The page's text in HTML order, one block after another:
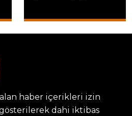
haber içerikleri izin
dahi iktibas